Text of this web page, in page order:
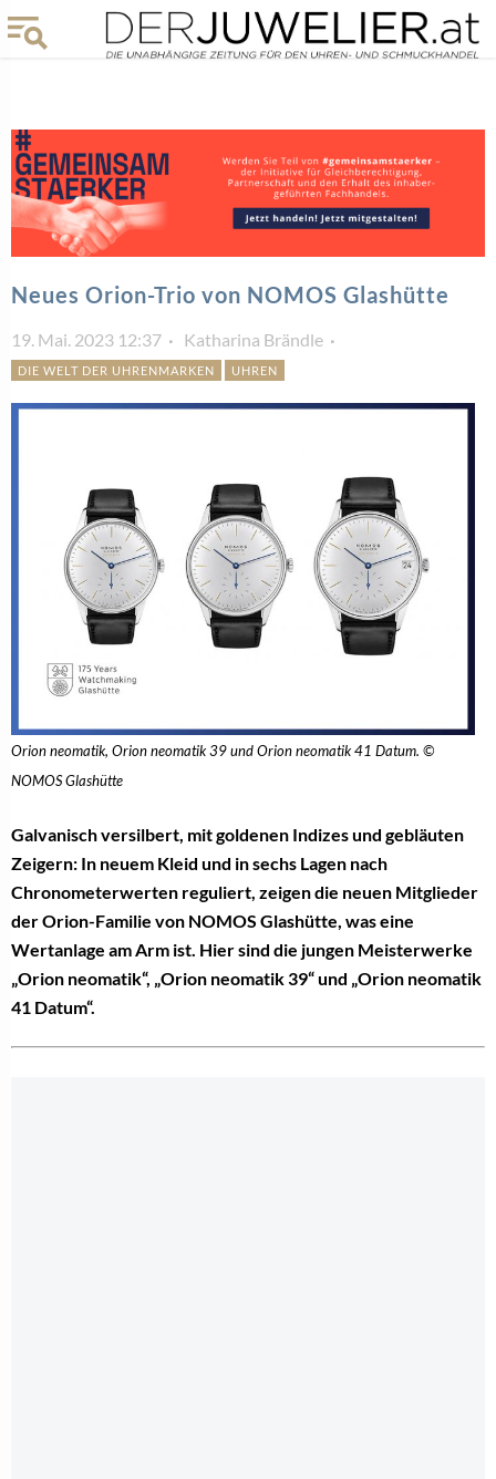
Neues Orion-Trio von NOMOS Glashütte
19. Mai. 2023 12:37 Katharina Brändle
DIE WELT DER UHRENMARKEN UHREN
Orion neomatik, Orion neomatik 39 und Orion neomatik 41 Datum. ©
NOMOS Glashütte
Galvanisch versilbert, mit goldenen Indizes und gebläuten
Zeigern: In neuem Kleid und in sechs Lagen nach
Chronometerwerten reguliert, zeigen die neuen Mitglieder
der Orion-Familie von NOMOS Glashütte, was eine
Wertanlage am Arm ist. Hier sind die jungen Meisterwerke
„Orion neomatik“, „Orion neomatik 39“ und „Orion neomatik
41 Datum“.